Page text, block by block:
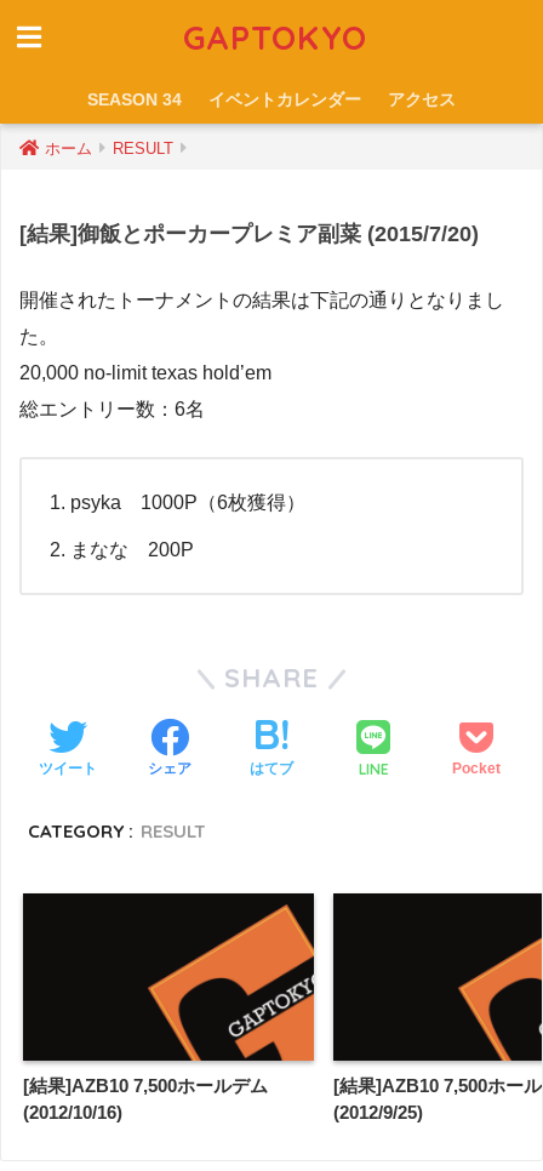
GAPTOKYO
SEASON 34 イベントカレンダー アクセス
ホーム RESULT
[結果]御飯とポーカープレミア副菜 (2015/7/20)
開催されたトーナメントの結果は下記の通りとなりまし
た。
20,000 no-limit texas hold’em
総エントリー数：6名
psyka 1000P（6枚獲得）
まなな 200P
SHARE
ツイート シェア はてブ LINE Pocket
CATEGORY : RESULT
[結果]AZB10 7,500ホールデム
(2012/10/16)
[結果]AZB10 7,500ホー
(2012/9/25)